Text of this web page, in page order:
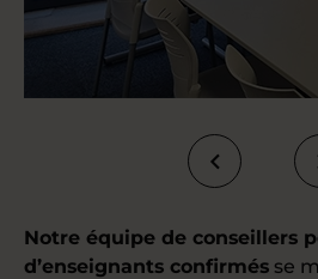
Notre équipe de conseillers
d’enseignants confirmés se